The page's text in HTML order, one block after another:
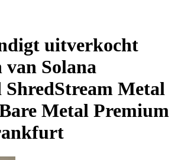
uitverkocht
van Solana
ShredStream Metal
Metal Premium